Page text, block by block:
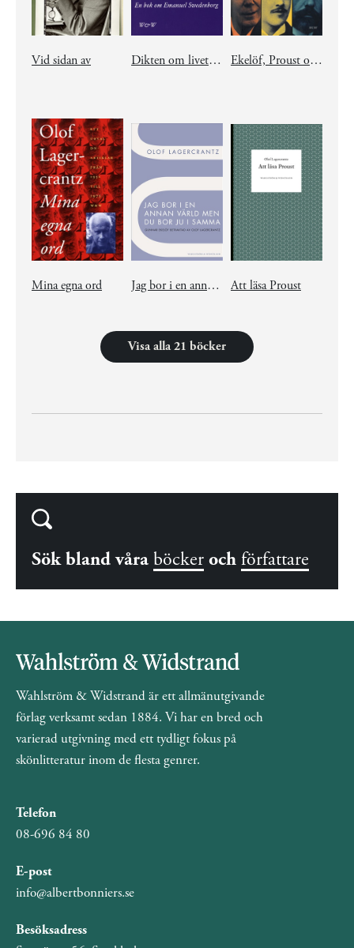
Vid sidan av Dikten om livet på den andra sidan Ekelöf, Proust och Conrad
Mina egna ord Jag bor i en annan värld men du bor ju i samma Att läsa Proust
Visa alla 21 böcker
Sök bland våra böcker och författare
Wahlström & Widstrand är ett allmänutgivande
förlag verksamt sedan 1884. Vi har en bred och
varierad utgivning med ett tydligt fokus på
skönlitteratur inom de flesta genrer.
Telefon
08-696 84 80
E-post
info@albertbonniers.se
Besöksadress